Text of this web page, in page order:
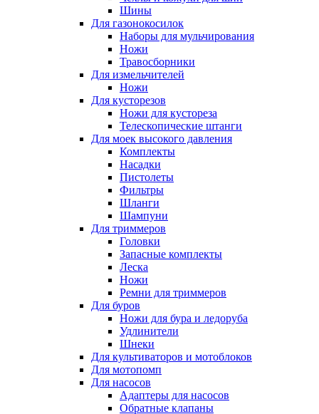
Шины
Для газонокосилок
Наборы для мульчирования
Ножи
Травосборники
Для измельчителей
Ножи
Для кусторезов
Ножи для кустореза
Телескопические штанги
Для моек высокого давления
Комплекты
Насадки
Пистолеты
Фильтры
Шланги
Шампуни
Для триммеров
Головки
Запасные комплекты
Леска
Ножи
Ремни для триммеров
Для буров
Ножи для бура и ледоруба
Удлинители
Шнеки
Для культиваторов и мотоблоков
Для мотопомп
Для насосов
Адаптеры для насосов
Обратные клапаны